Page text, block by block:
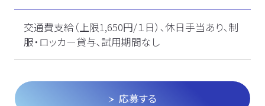
交通費支給（上限1,650円/１日）､休日手当あり､制
服・ロッカー貸与､試用期間なし
応募する